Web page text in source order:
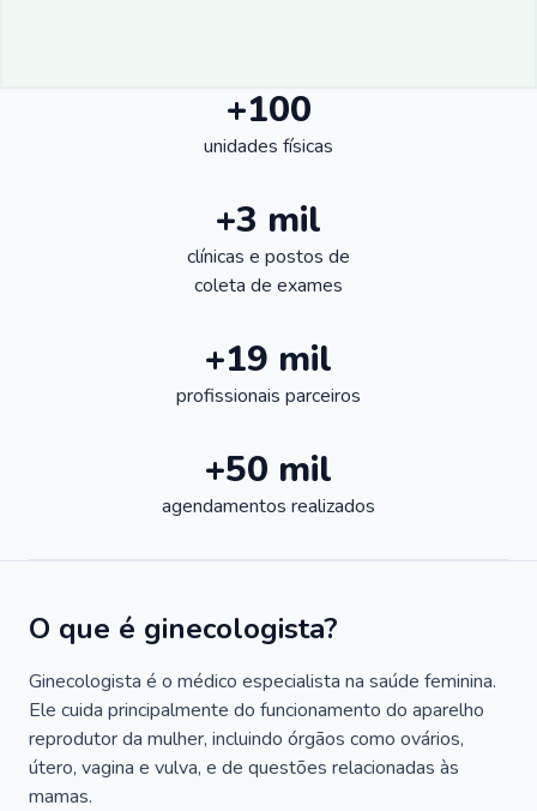
+100
unidades físicas
+3 mil
clínicas e postos de
coleta de exames
+19 mil
profissionais parceiros
+50 mil
agendamentos realizados
O que é ginecologista?
Ginecologista é o médico especialista na saúde feminina.
Ele cuida principalmente do funcionamento do aparelho
reprodutor da mulher, incluindo órgãos como ovários,
útero, vagina e vulva, e de questões relacionadas às
mamas.